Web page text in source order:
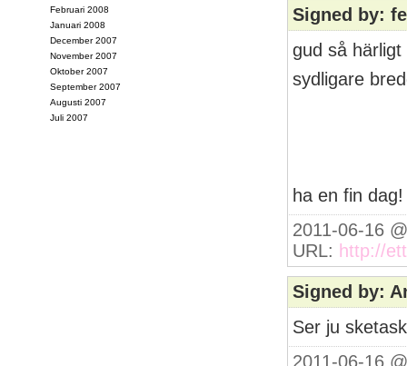
Signed by:
gud så
sydligare
ha en fin dag!
2011-06-16
URL: http://
Signed by:
Ser ju
2011-06-16
Februari 2008
Januari 2008
December 2007
November 2007
Oktober 2007
September 2007
Augusti 2007
Juli 2007